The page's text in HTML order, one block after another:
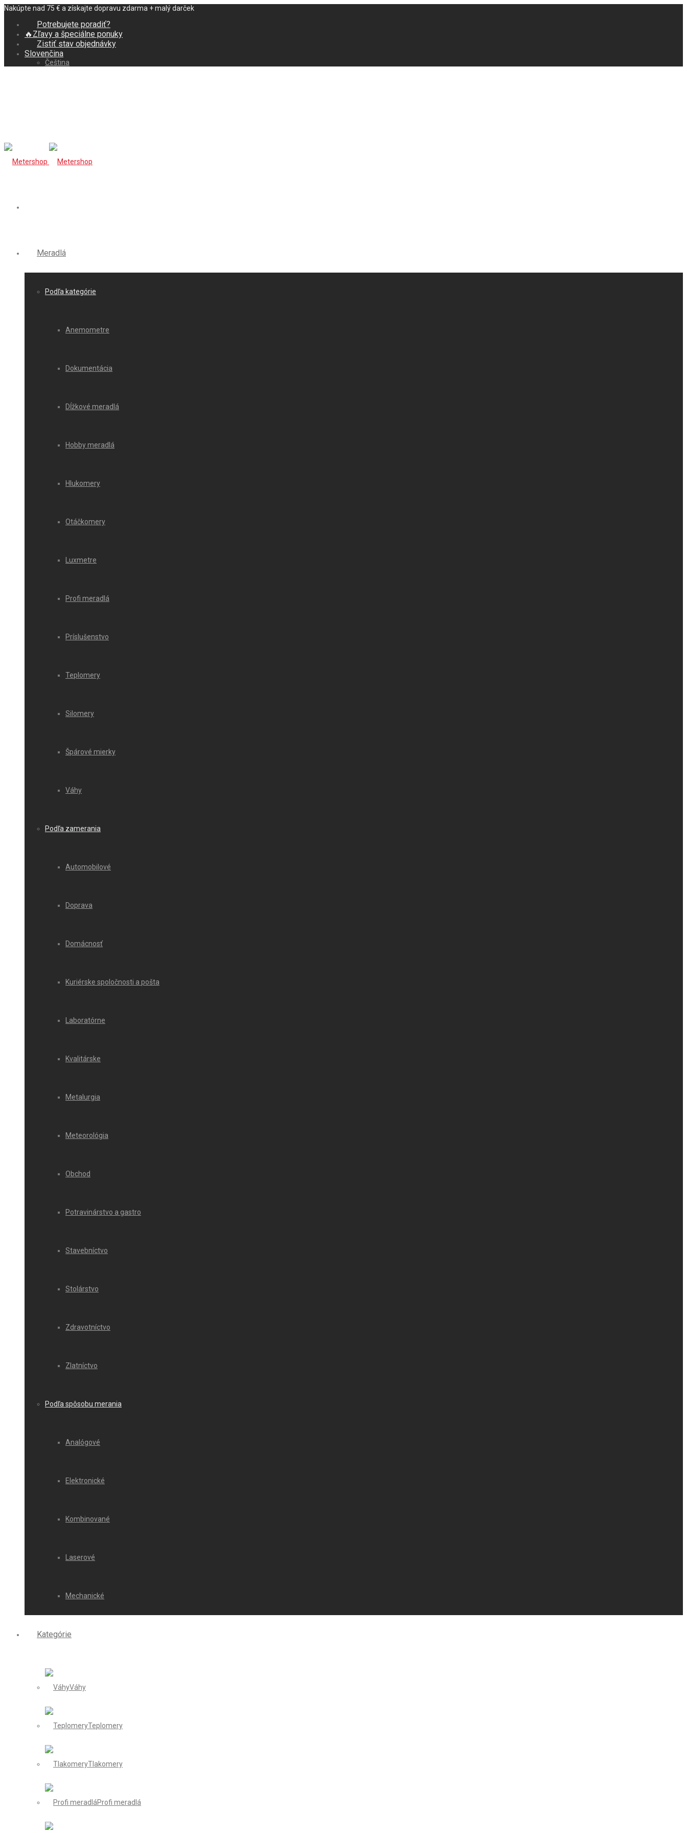
Nakúpte nad 75 € a získajte dopravu zdarma + malý darček
Potrebujete poradiť?
🔥Zľavy a špeciálne ponuky
Zistiť stav objednávky
Slovenčina
Čeština
Meradlá
Podľa kategórie
Anemometre
Dokumentácia
Dĺžkové meradlá
Hobby meradlá
Hlukomery
Otáčkomery
Luxmetre
Profi meradlá
Príslušenstvo
Teplomery
Silomery
Špárové mierky
Váhy
Podľa zamerania
Automobilové
Doprava
Domácnosť
Kuriérske spoločnosti a pošta
Laboratórne
Kvalitárske
Metalurgia
Meteorológia
Obchod
Potravinárstvo a gastro
Stavebníctvo
Stolárstvo
Zdravotníctvo
Zlatníctvo
Podľa spôsobu merania
Analógové
Elektronické
Kombinované
Laserové
Mechanické
Kategórie
Váhy
Teplomery
Tlakomery
Profi meradlá